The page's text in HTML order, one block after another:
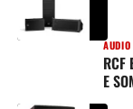
RCF
E